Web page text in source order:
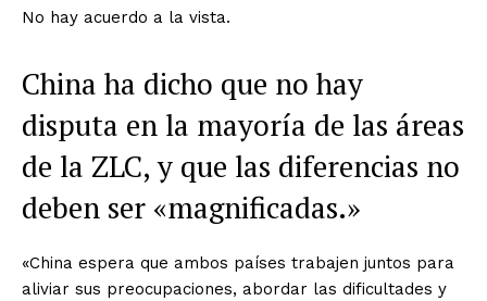
No hay acuerdo a la vista.
China ha dicho que no hay
disputa en la mayoría de las áreas
de la ZLC, y que las diferencias no
deben ser «magnificadas.»
«China espera que ambos países trabajen juntos para
aliviar sus preocupaciones, abordar las dificultades y